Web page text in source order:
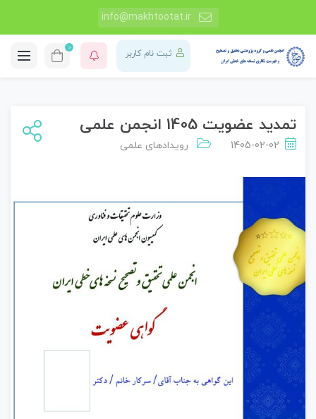
info@makhtootat.ir
ثبت نام کاربر
0
تمدید عضویت 1405 انجمن علمی
1405-02-02 رویدادهای علمی